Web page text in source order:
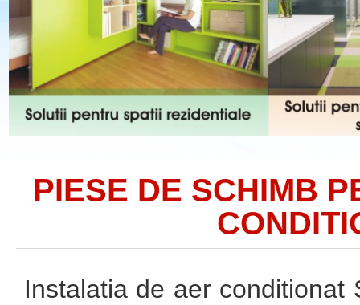
PIESE DE SCHIMB
Instalatia de aer conditionat